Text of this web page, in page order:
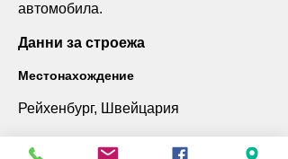
автомобила.
Данни за строежа
Местонахождение
Рейхенбург, Швейцария
РЗП: